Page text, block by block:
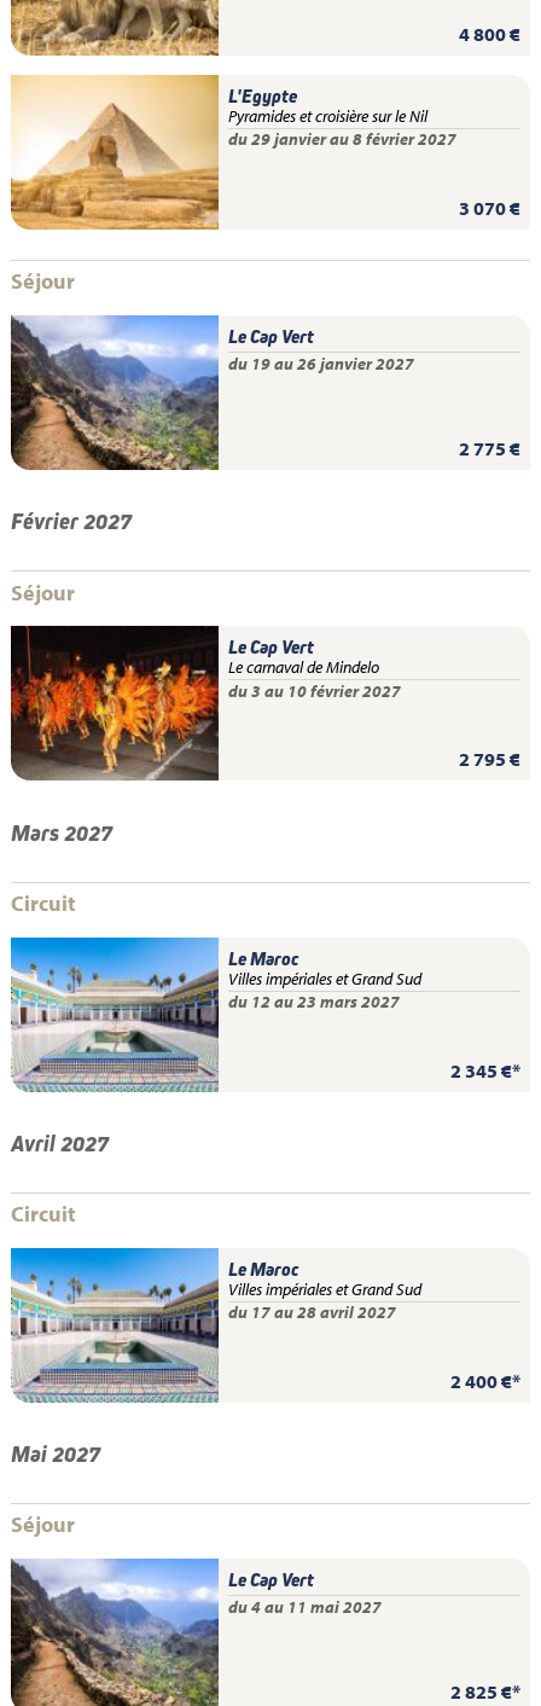
4 800 €
L'Egypte
Pyramides et croisière sur le Nil
du 29 janvier au 8 février 2027
3 070 €
Séjour
Le Cap Vert
du 19 au 26 janvier 2027
2 775 €
Février 2027
Séjour
Le Cap Vert
Le carnaval de Mindelo
du 3 au 10 février 2027
2 795 €
Mars 2027
Circuit
Le Maroc
Villes impériales et Grand Sud
du 12 au 23 mars 2027
2 345 €*
Avril 2027
Circuit
Le Maroc
Villes impériales et Grand Sud
du 17 au 28 avril 2027
2 400 €*
Mai 2027
Séjour
Le Cap Vert
du 4 au 11 mai 2027
2 825 €*